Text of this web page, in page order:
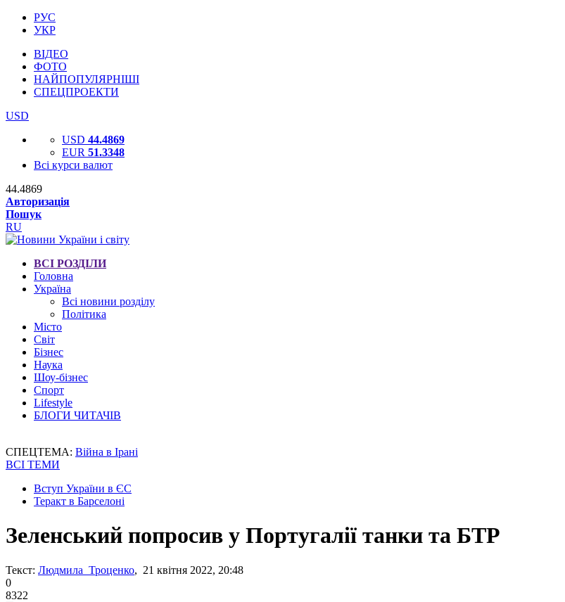
РУС
УКР
ВІДЕО
ФОТО
НАЙПОПУЛЯРНІШІ
СПЕЦПРОЕКТИ
USD
USD 44.4869
EUR 51.3348
Всі курси валют
44.4869
Авторизація
Пошук
RU
ВСІ РОЗДІЛИ
Головна
Україна
Всі новини розділу
Політика
Місто
Світ
Бізнес
Наука
Шоу-бізнес
Спорт
Lifestyle
БЛОГИ ЧИТАЧІВ
СПЕЦТЕМА: Війна в Ірані
ВСІ ТЕМИ
Вступ України в ЄС
Теракт в Барселоні
Зеленський попросив у Португалії танки та БТР
Текст: Людмила Троценко, 21 квітня 2022, 20:48
0
8322